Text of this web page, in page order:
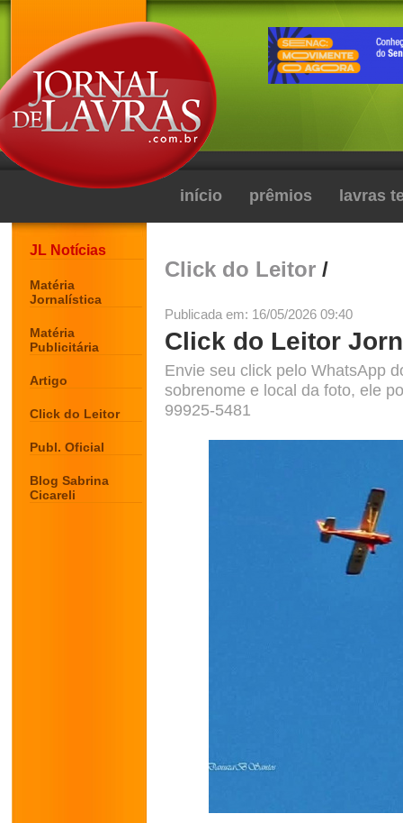
início prêmios lavras
JL Notícias
Matéria
Jornalística
Matéria
Publicitária
Artigo
Click do Leitor
Publ. Oficial
Blog Sabrina
Cicareli
Click do Leitor /
Publicada em: 16/05/2026 09:40
Click do Leitor
Envie seu click pelo WhatsApp
sobrenome e local da foto, ele
99925-5481